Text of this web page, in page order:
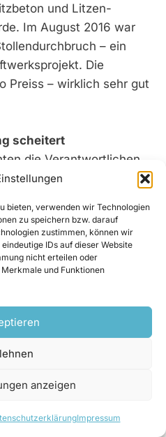
bieten, verwenden wir Technologien
zu speichern bzw. darauf
zustimmen, können wir
IDs auf dieser Website
nicht erteilen oder
und Funktionen
anzeigen
Impressum
und Litzen-
Im August 2016 war
– ein
Die
Preiss – wirklich sehr gut
scheitert
die Verantwortlichen
im Stollen sein. „Die
begonnen, die
im
Doch es folgte
nächste: Zuerst mit
der Armierung und zu
und leider
im Karst“,
Ingenieur. 240 Meter
war insolvent, und
die